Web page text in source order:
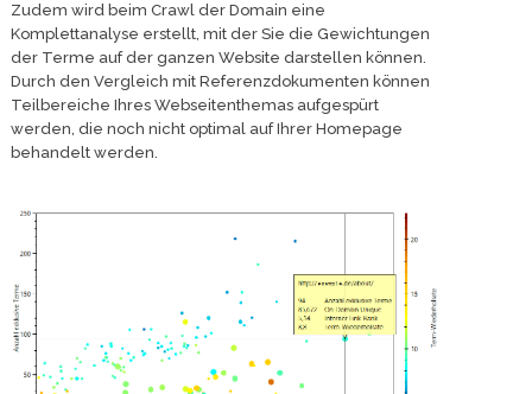
Zudem wird beim Crawl der Domain eine
Komplettanalyse erstellt, mit der Sie die Gewichtungen
der Terme auf der ganzen Website darstellen können.
Durch den Vergleich mit Referenzdokumenten können
Teilbereiche Ihres Webseitenthemas aufgespürt
werden, die noch nicht optimal auf Ihrer Homepage
behandelt werden.